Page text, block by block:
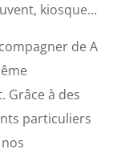
kiosque…
de A
à des
particuliers